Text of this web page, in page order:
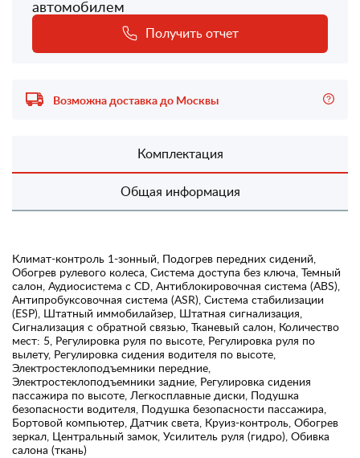
автомобилем
Получить отчет
Возможна доставка до Москвы
Комплектация
Общая информация
Климат-контроль 1-зонный, Подогрев передних сидений,
Обогрев рулевого колеса, Система доступа без ключа, Темный
салон, Аудиосистема с CD, Антиблокировочная система (ABS),
Антипробуксовочная система (ASR), Система стабилизации
(ESP), Штатный иммобилайзер, Штатная сигнализация,
Сигнализация с обратной связью, Тканевый салон, Количество
мест: 5, Регулировка руля по высоте, Регулировка руля по
вылету, Регулировка сидения водителя по высоте,
Электростеклоподъемники передние,
Электростеклоподъемники задние, Регулировка сидения
пассажира по высоте, Легкосплавные диски, Подушка
безопасности водителя, Подушка безопасности пассажира,
Бортовой компьютер, Датчик света, Круиз-контроль, Обогрев
зеркал, Центральный замок, Усилитель руля (гидро), Обивка
салона (ткань)